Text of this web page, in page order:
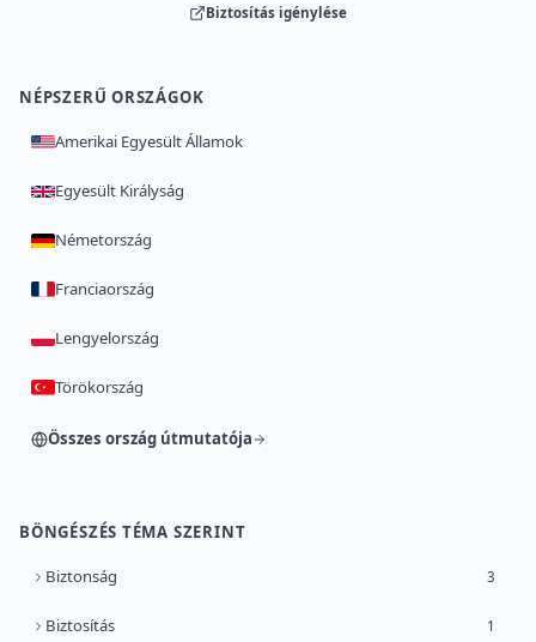
Biztosítás igénylése
NÉPSZERŰ ORSZÁGOK
Amerikai Egyesült Államok
Egyesült Királyság
Németország
Franciaország
Lengyelország
Törökország
Összes ország útmutatója
BÖNGÉSZÉS TÉMA SZERINT
Biztonság 3
Biztosítás 1